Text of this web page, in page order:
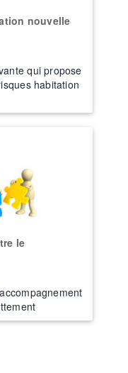
nouvelle
qui propose
habitation
le